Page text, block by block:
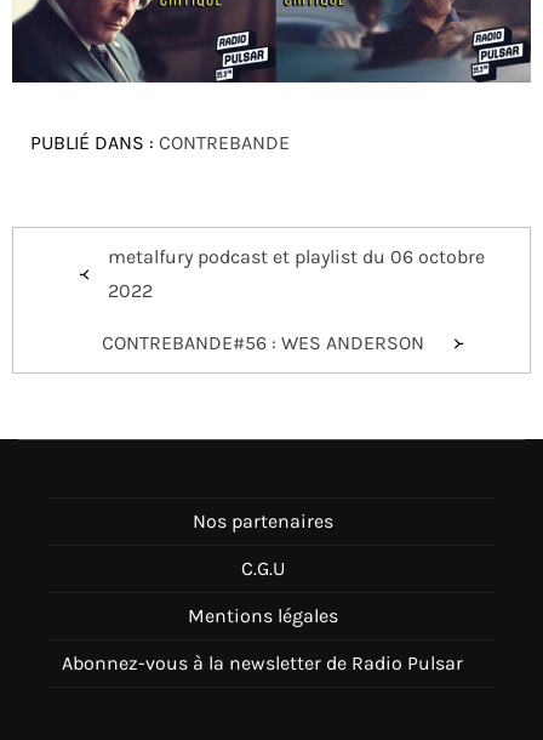
PUBLIÉ DANS : CONTREBANDE
Navigation
metalfury podcast et playlist du 06 octobre
2022
CONTREBANDE#56 : WES ANDERSON
Nos partenaires
C.G.U
Mentions légales
Abonnez-vous à la newsletter de Radio Pulsar